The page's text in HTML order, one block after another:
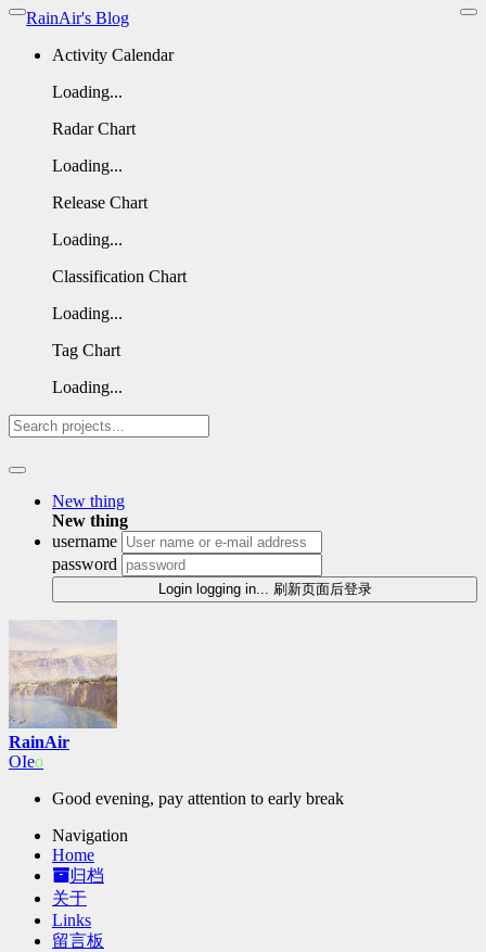
RainAir's Blog
Activity Calendar
Loading...
Radar Chart
Loading...
Release Chart
Loading...
Classification Chart
Loading...
Tag Chart
Loading...
New thing
New thing
username
password
Login logging in... 刷新页面后登录
RainAir
OR\-
Good evening, pay attention to early break
Navigation
Home
归档
关于
Links
留言板